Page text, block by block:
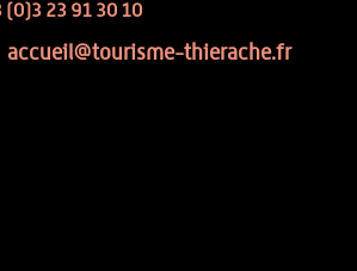
(0)3 23 91 30 10
accueil@tourisme-thierache.fr